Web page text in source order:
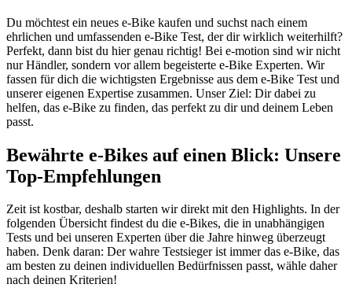
Du möchtest ein neues e-Bike kaufen und suchst nach einem
ehrlichen und umfassenden e-Bike Test, der dir wirklich weiterhilft?
Perfekt, dann bist du hier genau richtig! Bei e-motion sind wir nicht
nur Händler, sondern vor allem begeisterte e-Bike Experten. Wir
fassen für dich die wichtigsten Ergebnisse aus dem e-Bike Test und
unserer eigenen Expertise zusammen. Unser Ziel: Dir dabei zu
helfen, das e-Bike zu finden, das perfekt zu dir und deinem Leben
passt.
Bewährte e-Bikes auf einen Blick: Unsere
Top-Empfehlungen
Zeit ist kostbar, deshalb starten wir direkt mit den Highlights. In der
folgenden Übersicht findest du die e-Bikes, die in unabhängigen
Tests und bei unseren Experten über die Jahre hinweg überzeugt
haben. Denk daran: Der wahre Testsieger ist immer das e-Bike, das
am besten zu deinen individuellen Bedürfnissen passt, wähle daher
nach deinen Kriterien!